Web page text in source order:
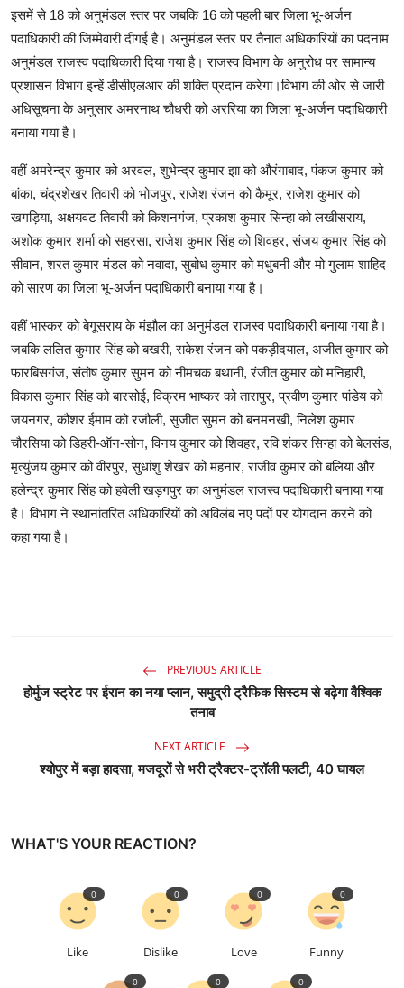
इसमें से 18 को अनुमंडल स्तर पर जबकि 16 को पहली बार जिला भू-अर्जन
पदाधिकारी की जिम्मेवारी दीगई है। अनुमंडल स्तर पर तैनात अधिकारियों का पदनाम
अनुमंडल राजस्व पदाधिकारी दिया गया है। राजस्व विभाग के अनुरोध पर सामान्य
प्रशासन विभाग इन्हें डीसीएलआर की शक्ति प्रदान करेगा।विभाग की ओर से जारी
अधिसूचना के अनुसार अमरनाथ चौधरी को अररिया का जिला भू-अर्जन पदाधिकारी
बनाया गया है।
वहीं अमरेन्द्र कुमार को अरवल, शुभेन्द्र कुमार झा को औरंगाबाद, पंकज कुमार को
बांका, चंद्रशेखर तिवारी को भोजपुर, राजेश रंजन को कैमूर, राजेश कुमार को
खगड़िया, अक्षयवट तिवारी को किशनगंज, प्रकाश कुमार सिन्हा को लखीसराय,
अशोक कुमार शर्मा को सहरसा, राजेश कुमार सिंह को शिवहर, संजय कुमार सिंह को
सीवान, शरत कुमार मंडल को नवादा, सुबोध कुमार को मधुबनी और मो गुलाम शाहिद
को सारण का जिला भू-अर्जन पदाधिकारी बनाया गया है।
वहीं भास्कर को बेगूसराय के मंझौल का अनुमंडल राजस्व पदाधिकारी बनाया गया है।
जबकि ललित कुमार सिंह को बखरी, राकेश रंजन को पकड़ीदयाल, अजीत कुमार को
फारबिसगंज, संतोष कुमार सुमन को नीमचक बथानी, रंजीत कुमार को मनिहारी,
विकास कुमार सिंह को बारसोई, विक्रम भाष्कर को तारापुर, प्रवीण कुमार पांडेय को
जयनगर, कौशर ईमाम को रजौली, सुजीत सुमन को बनमनखी, निलेश कुमार
चौरसिया को डिहरी-ऑन-सोन, विनय कुमार को शिवहर, रवि शंकर सिन्हा को बेलसंड,
मृत्युंजय कुमार को वीरपुर, सुधांशु शेखर को महनार, राजीव कुमार को बलिया और
हलेन्द्र कुमार सिंह को हवेली खड़गपुर का अनुमंडल राजस्व पदाधिकारी बनाया गया
है। विभाग ने स्थानांतरित अधिकारियों को अविलंब नए पदों पर योगदान करने को
कहा गया है।
PREVIOUS ARTICLE
होर्मुज स्ट्रेट पर ईरान का नया प्लान, समुद्री ट्रैफिक सिस्टम से बढ़ेगा वैश्विक
तनाव
NEXT ARTICLE
श्योपुर में बड़ा हादसा, मजदूरों से भरी ट्रैक्टर-ट्रॉली पलटी, 40 घायल
WHAT'S YOUR REACTION?
Like
0
Dislike
0
Love
0
Funny
0
0 0 0